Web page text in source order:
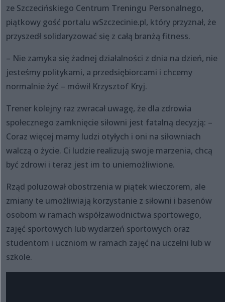
ze Szczecińskiego Centrum Treningu Personalnego,
piątkowy gość portalu wSzczecinie.pl, który przyznał, że
przyszedł solidaryzować się z całą branżą fitness.
– Nie zamyka się żadnej działalności z dnia na dzień, nie
jesteśmy politykami, a przedsiębiorcami i chcemy
normalnie żyć – mówił Krzysztof Kryj.
Trener kolejny raz zwracał uwagę, że dla zdrowia
społecznego zamknięcie siłowni jest fatalną decyzją: –
Coraz więcej mamy ludzi otyłych i oni na siłowniach
walczą o życie. Ci ludzie realizują swoje marzenia, chcą
być zdrowi i teraz jest im to uniemożliwione.
Rząd poluzował obostrzenia w piątek wieczorem, ale
zmiany te umożliwiają korzystanie z siłowni i basenów
osobom w ramach współzawodnictwa sportowego,
zajęć sportowych lub wydarzeń sportowych oraz
studentom i uczniom w ramach zajęć na uczelni lub w
szkole.